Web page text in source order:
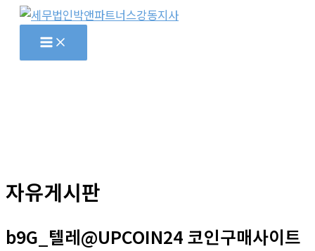
자유게시판
b9G_텔레@UPCOIN24 코인구매사이트